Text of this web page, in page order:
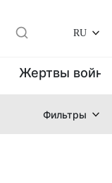
RU
Жертвы
Фильтры